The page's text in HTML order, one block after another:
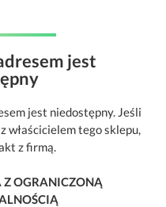
jest
jest niedostępny. Jeśli
właścicielem tego sklepu,
z firmą.
Z OGRANICZONĄ